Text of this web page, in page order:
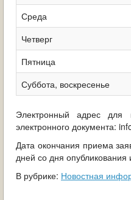
Среда
Четверг
Пятница
Суббота, воскресенье
Электронный адрес
электронного документа:
Дата окончания приема
дней со дня
В рубрике: Новостная